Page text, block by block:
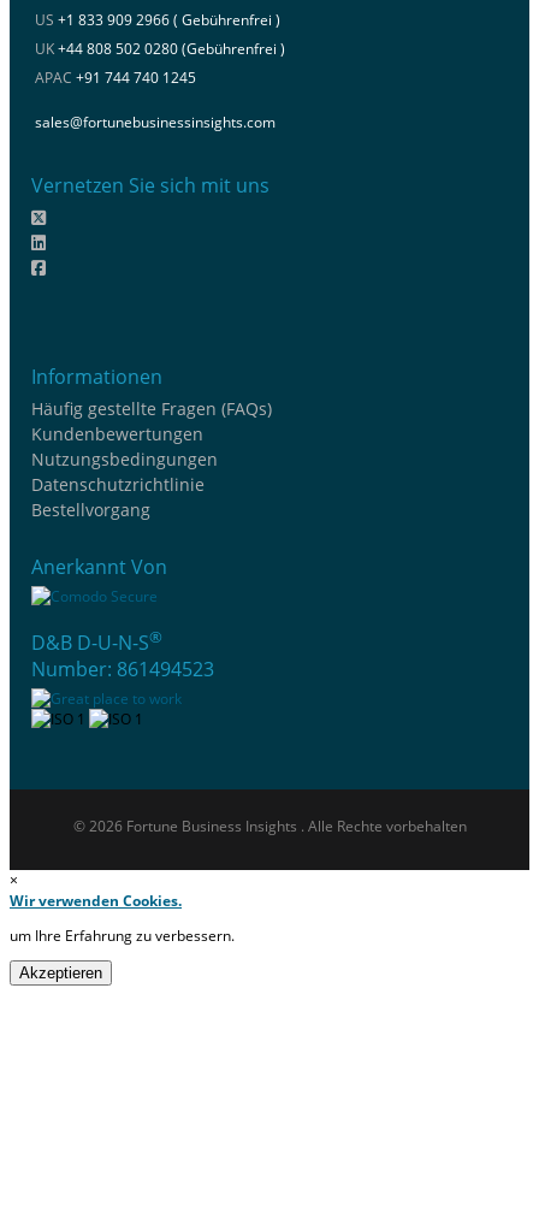
US +1 833 909 2966 ( Gebührenfrei )
UK+44 808 502 0280 (Gebührenfrei )
APAC +91 744 740 1245
sales@fortunebusinessinsights.com
Vernetzen Sie sich mit uns
Informationen
Häufig gestellte Fragen (FAQs)
Kundenbewertungen
Nutzungsbedingungen
Datenschutzrichtlinie
Bestellvorgang
Anerkannt Von
D&B D-U-N-S®
Number: 861494523
© 2026 Fortune Business Insights . Alle Rechte vorbehalten
×
Wir verwenden Cookies.
um Ihre Erfahrung zu verbessern.
Akzeptieren